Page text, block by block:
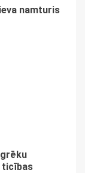
namturis
ticības